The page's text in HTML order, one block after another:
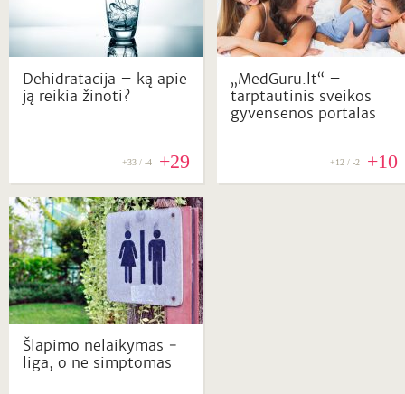
Dehidratacija – ką apie
ją reikia žinoti?
+33 / -4 +29
„MedGuru.lt“ –
tarptautinis sveikos
gyvensenos portalas
+12 / -2 +10
Šlapimo nelaikymas ‒
liga, o ne simptomas